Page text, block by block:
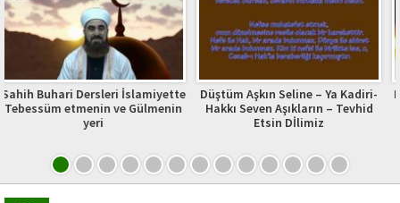
İslamiyette
Gülmenin
Düştüm Aşkın Seline – Ya Kadiri-
Hakkı Seven Aşıkların – Tevhid
Namazın Farz